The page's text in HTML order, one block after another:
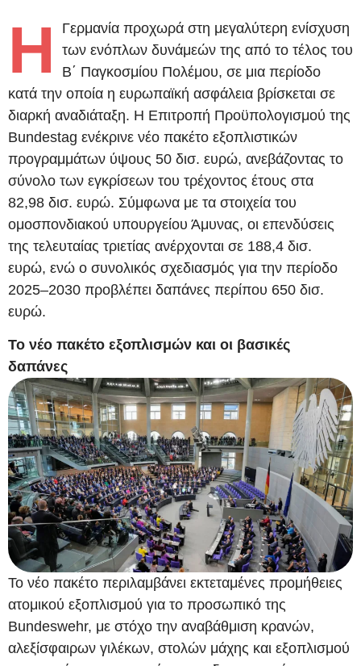
Η
Γερμανία προχωρά στη μεγαλύτερη ενίσχυση
των ενόπλων δυνάμεών της από το τέλος του
Β΄ Παγκοσμίου Πολέμου, σε μια περίοδο
κατά την οποία η ευρωπαϊκή ασφάλεια βρίσκεται σε
διαρκή αναδιάταξη. Η Επιτροπή Προϋπολογισμού της
Bundestag ενέκρινε νέο πακέτο εξοπλιστικών
προγραμμάτων ύψους 50 δισ. ευρώ, ανεβάζοντας το
σύνολο των εγκρίσεων του τρέχοντος έτους στα
82,98 δισ. ευρώ. Σύμφωνα με τα στοιχεία του
ομοσπονδιακού υπουργείου Άμυνας, οι επενδύσεις
της τελευταίας τριετίας ανέρχονται σε 188,4 δισ.
ευρώ, ενώ ο συνολικός σχεδιασμός για την περίοδο
2025–2030 προβλέπει δαπάνες περίπου 650 δισ.
ευρώ.
Το νέο πακέτο εξοπλισμών και οι βασικές
δαπάνες
Το νέο πακέτο περιλαμβάνει εκτεταμένες προμήθειες
ατομικού εξοπλισμού για το προσωπικό της
Bundeswehr, με στόχο την αναβάθμιση κρανών,
αλεξίσφαιρων γιλέκων, στολών μάχης και εξοπλισμού